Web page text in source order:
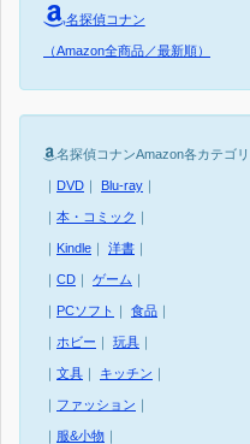
名探偵コナン
（Amazon全商品／最新順）
名探偵コナンAmazon各カテゴリ
｜ DVD ｜ Blu-ray ｜
｜ 本・コミック ｜
｜ Kindle ｜ 洋書 ｜
｜ CD ｜ ゲーム ｜
｜ PCソフト ｜ 食品 ｜
｜ ホビー ｜ 玩具 ｜
｜ 文具 ｜ キッチン ｜
｜ ファッション ｜
｜ 服&小物 ｜